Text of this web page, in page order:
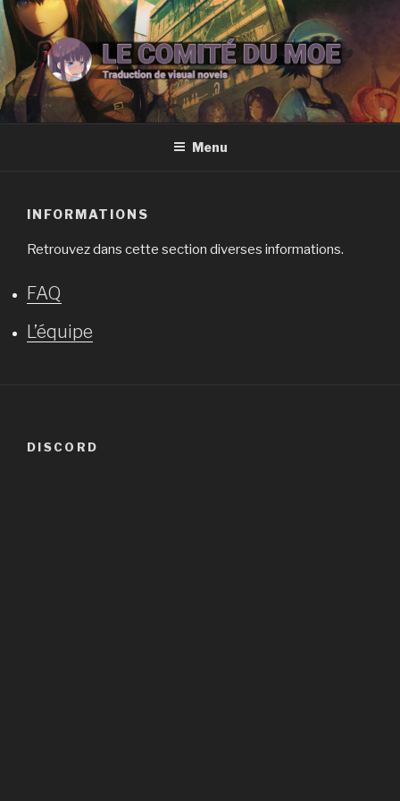
Aller
au
contenu
principal
LE COMITÉ DU MOE
Traduction de romans vidéoludiques
Menu
INFORMATIONS
Retrouvez dans cette section diverses informations.
FAQ
L’équipe
DISCORD